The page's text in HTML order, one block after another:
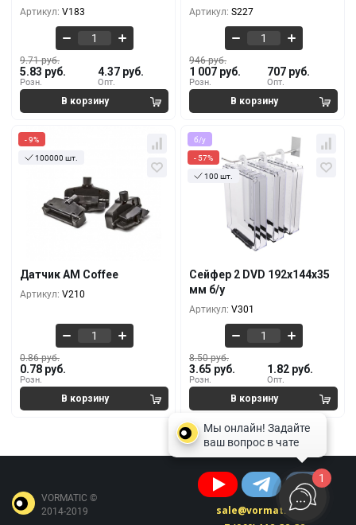
Артикул: V183
Розн.
9.71 руб.
5.83 руб.
Опт.
4.37 руб.
Артикул: S227
Розн.
946 руб.
1 007 руб.
Опт.
707 руб.
- 9%
100000 шт.
Датчик AM Coffee
Артикул: V210
Розн.
0.86 руб.
0.78 руб.
Кол-во За 1 шт.
0.86 руб.
5000+
10000+
б/у
- 57%
100 шт.
Сейфер 2 DVD 192х144х35
мм б/у
Артикул: V301
Розн.
8.50 руб.
3.65 руб.
Опт.
1.82 руб.
За 1 шт.
8.50 руб.
3.65 руб.
100+
3.28 руб.
VORMATIC ©
2014-2019
sale@vormatic.ru
1